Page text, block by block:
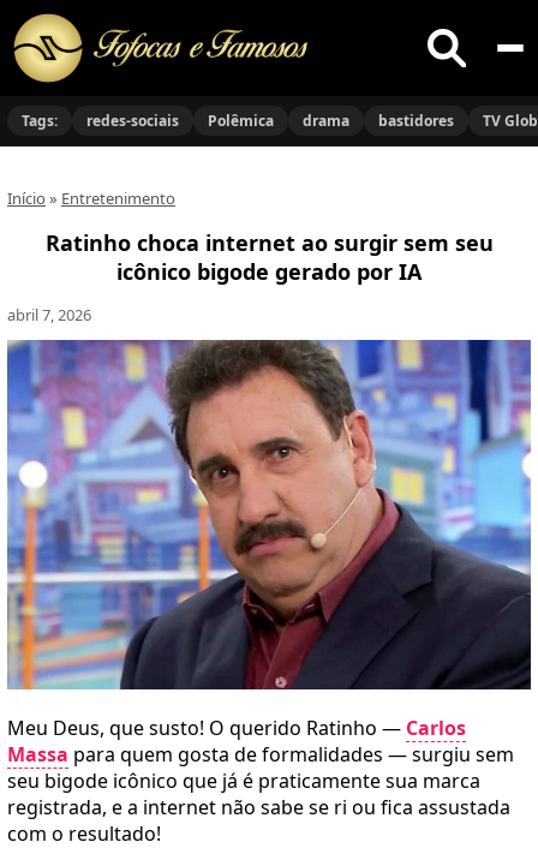
Buscar
no
Tags: redes-sociais Polêmica drama bastidores TV
Início » Entretenimento
Ratinho choca internet ao surgir sem seu
icônico bigode gerado por IA
abril 7, 2026
Meu Deus, que susto! O querido Ratinho — Carlos
Massa para quem gosta de formalidades — surgiu sem
seu bigode icônico que já é praticamente sua marca
registrada, e a internet não sabe se ri ou fica assustada
com o resultado!